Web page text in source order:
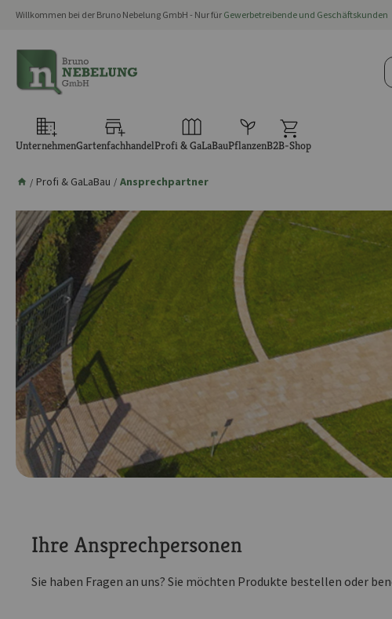
Zur Hauptnavigation springen
Willkommen bei der Bruno Nebelung GmbH - Nur für Gewerbetreibende und Geschäftskunden
UnternehmenGartenfachhandelProfi & GaLaBauPflanzenB2B-Shop
/ Profi & GaLaBau / Ansprechpartner
Ihre Ansprechpersonen
Sie haben Fragen an uns? Sie möchten Produkte bestellen oder